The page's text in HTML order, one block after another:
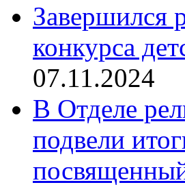
Завершился
конкурса
07.11.2024
В Отделе
подвели